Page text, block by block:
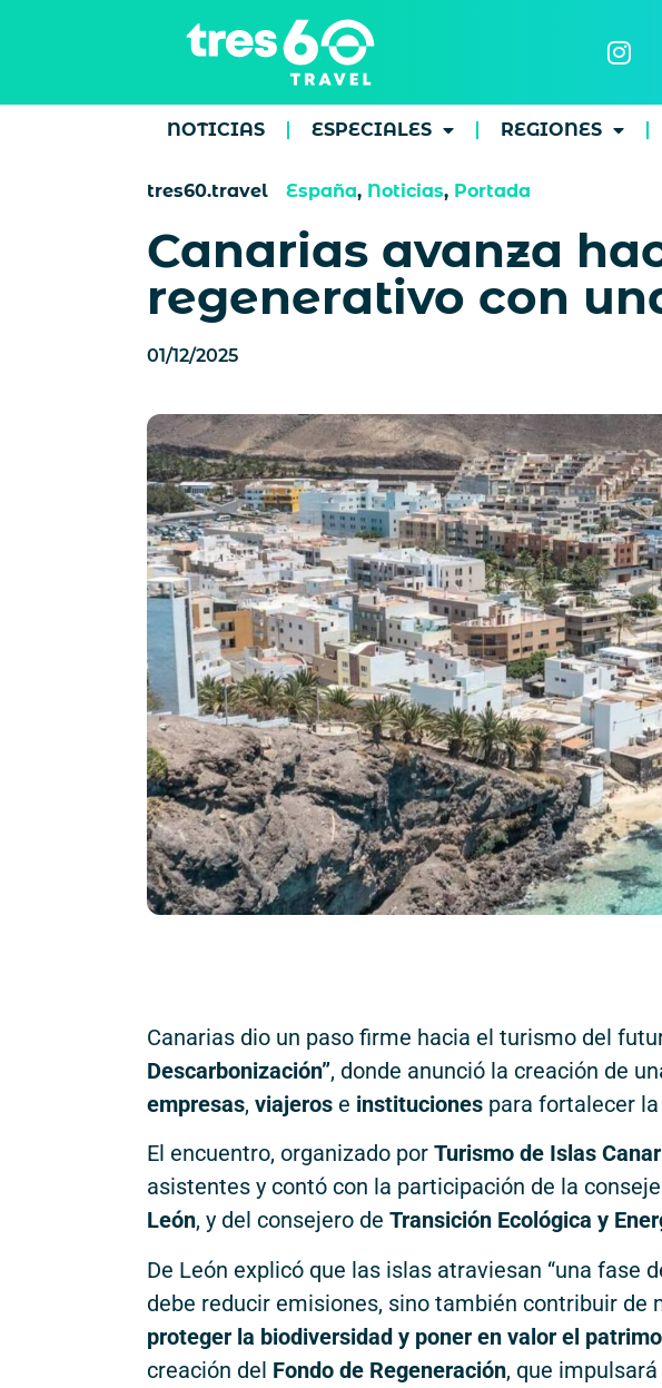
NOTICIAS ESPECIALES REGIONES
tres60.travel España, Noticias, Portada
Canarias avanza
regenerativo con
01/12/2025
Canarias dio un paso firme hacia el turismo del
Descarbonización”, donde anunció la creación de
empresas, viajeros e instituciones para fortalecer la
El encuentro, organizado por Turismo de Islas
asistentes y contó con la participación de la
León, y del consejero de Transición Ecológica y
De León explicó que las islas atraviesan “una fase
debe reducir emisiones, sino también contribuir de
proteger la biodiversidad y poner en valor el
creación del Fondo de Regeneración, que